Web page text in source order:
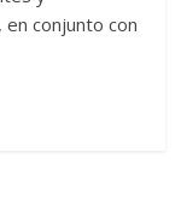
en conjunto con